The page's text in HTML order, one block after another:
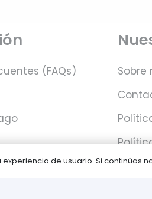
(FAQs)
Sobre
de usuario. Si continúas